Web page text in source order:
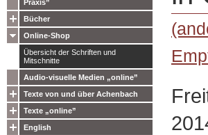
Praxis”
Bücher
Online-Shop
Übersicht der Schriften und
Mitschnitte
Audio-visuelle Medien „online”
Texte von und über Achenbach
Texte „online”
English